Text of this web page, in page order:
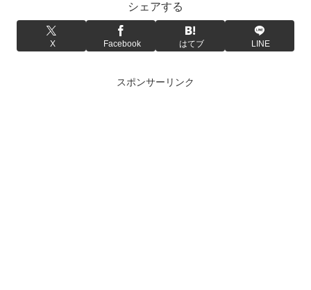
シェアする
X Facebook はてブ LINE
スポンサーリンク